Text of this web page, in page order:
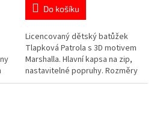
4,5
5
hvězdiček.
Do košíku
Licencovaný dětský batůžek
Tlapková Patrola s 3D motivem
Marshalla. Hlavní kapsa na zip,
nastavitelné popruhy. Rozměry
26×32×11 cm. Více produktů s